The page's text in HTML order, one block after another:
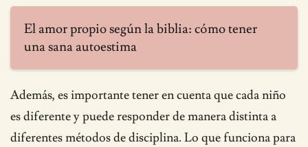
El amor propio según la biblia: cómo tener
una sana autoestima
Además, es importante tener en cuenta que cada niño
es diferente y puede responder de manera distinta a
diferentes métodos de disciplina. Lo que funciona para